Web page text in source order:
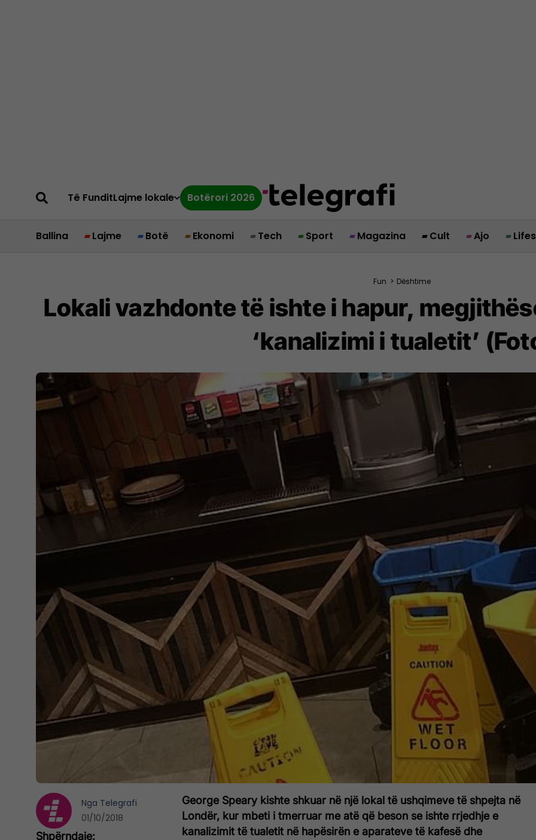
Të FunditLajme lokale Botërori 2026
Ballina Lajme Botë Ekonomi Tech Sport Magazina Cult Ajo
Fun > Dështime
Lokali vazhdonte të ishte i hapur,
‘kanalizimi i tualetit’
George Speary kishte shkuar në një lokal të ushqimeve të shpejta në
Londër, kur mbeti i tmerruar me atë që beson se ishte rrjedhje e
kanalizimit të tualetit në hapësirën e aparateve të kafesë dhe
Nga Telegrafi
01/10/2018